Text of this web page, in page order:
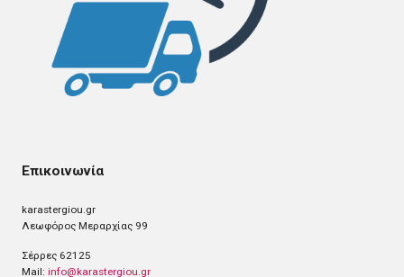
Επικοινωνία
karastergiou.gr
Λεωφόρος Μεραρχίας 99
Σέρρες 62125
Mail: info@karastergiou.gr